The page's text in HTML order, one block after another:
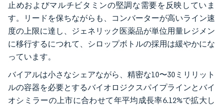
止めおよびマルチビタミンの堅調な需要を反映していま
す。リードを保ちながらも、コンバーターが高いライン速
度の上限に達し、ジェネリック医薬品が単位用量レジメン
に移行するにつれて、シロップボトルの採用は緩やかにな
っています。
バイアルは小さなシェアながら、精密な10〜30ミリリット
ルの容器を必要とするバイオロジクスパイプラインとバイ
オシミラーの上市に合わせて年平均成長率6.12%で拡大し